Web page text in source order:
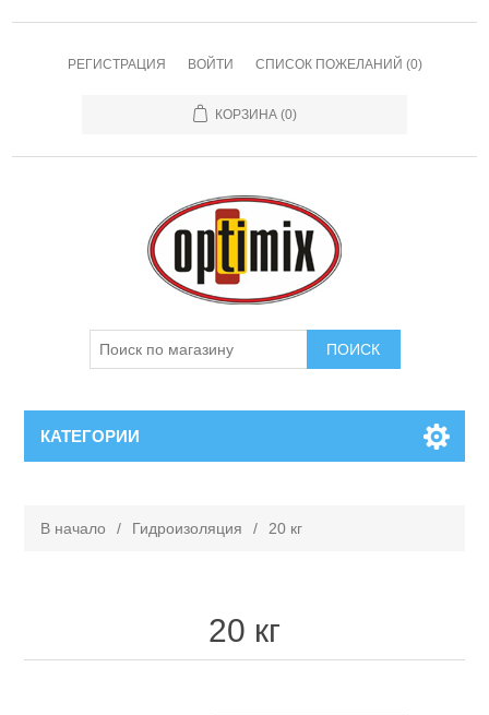
РЕГИСТРАЦИЯ ВОЙТИ СПИСОК ПОЖЕЛАНИЙ (0)
КОРЗИНА (0)
КАТЕГОРИИ
В начало / Гидроизоляция / 20 кг
20 кг